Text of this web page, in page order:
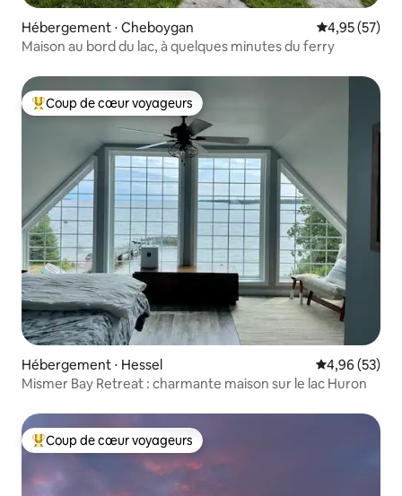
Hébergement ⋅ Cheboygan Évaluation
4,95 (57)
Maison au bord du lac, à quelques minutes du ferry
Coups de cœur voyageurs les plus appréciés
Coup de cœur voyageurs
Hébergement ⋅ Hessel Évaluation
4,96 (53)
Mismer Bay Retreat : charmante maison sur le lac Huron
Coups de cœur voyageurs les plus appréciés
Coup de cœur voyageurs